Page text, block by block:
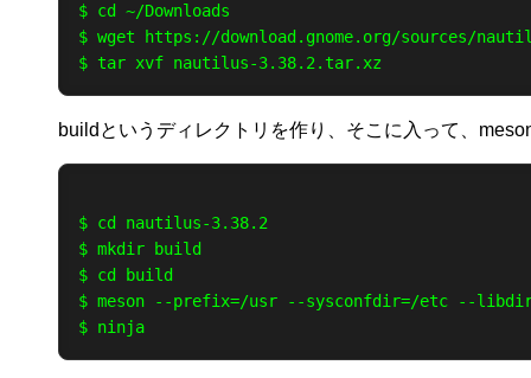
$ cd ~/Downloads
$ wget https://download.gnome.org/sources/
buildというディレクトリを作り、そこに入って、
$ cd nautilus-3.38.2
$ mkdir build
$ cd build
$ meson --prefix=/usr --sysconfdir=/etc --